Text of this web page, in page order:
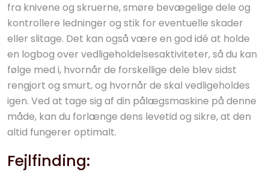
fra knivene og skruerne, smøre bevægelige dele og
kontrollere ledninger og stik for eventuelle skader
eller slitage. Det kan også være en god idé at holde
en logbog over vedligeholdelsesaktiviteter, så du kan
følge med i, hvornår de forskellige dele blev sidst
rengjort og smurt, og hvornår de skal vedligeholdes
igen. Ved at tage sig af din pålægsmaskine på denne
måde, kan du forlænge dens levetid og sikre, at den
altid fungerer optimalt.
Fejlfinding: